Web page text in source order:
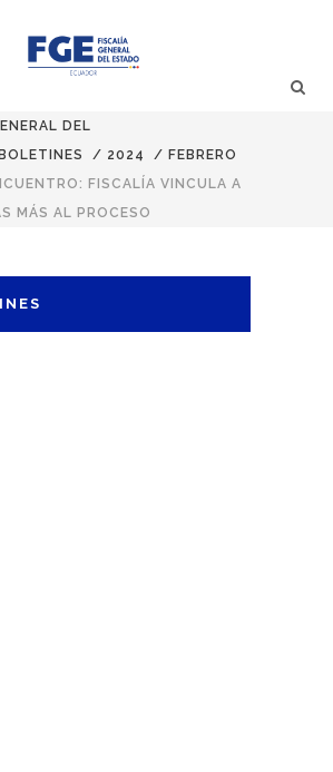
DEL
BOLETINES / 2024 / FEBRERO
FISCALÍA VINCULA A
MÁS AL PROCESO